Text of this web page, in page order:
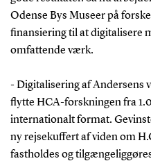
Odense Bys Museer på
finansiering til at digitalisere
omfattende værk.
- Digitalisering af Andersens
flytte HCA-forskningen fra
internationalt format.
ny rejsekuffert af viden om
fastholdes og